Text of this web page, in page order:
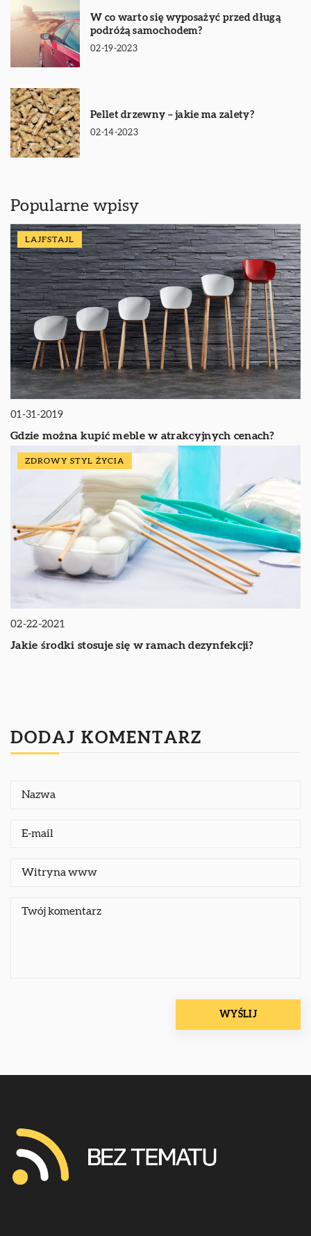
W co warto się wyposażyć przed długą
podróżą samochodem?
02-19-2023
Pellet drzewny – jakie ma zalety?
02-14-2023
Popularne wpisy
LAJFSTAJL
01-31-2019
Gdzie można kupić meble w atrakcyjnych cenach?
ZDROWY STYL ŻYCIA
02-22-2021
Jakie środki stosuje się w ramach dezynfekcji?
DODAJ KOMENTARZ